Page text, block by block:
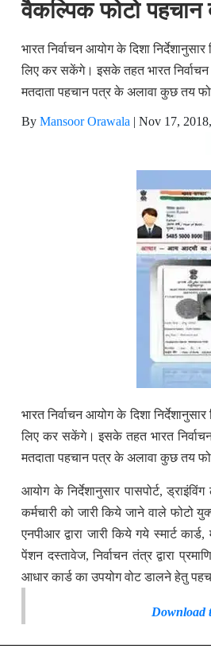
वैकल्पिक फोटो
भारत निर्वाचन आयोग के दिशा
लिए कर सकेंगे। इसके तहत भारत
मतदाता पहचान पत्र के अलावा कुछ तय
By Mansoor Orawala | Nov 17,
भारत निर्वाचन आयोग के दिशा
लिए कर सकेंगे। इसके तहत भारत
मतदाता पहचान पत्र के अलावा कुछ तय
आयोग के निर्देशानुसार पासपोर्ट,
कर्मचारी को जारी किये जाने वाले फोटो
एनपीआर द्वारा जारी किये गये स्मार्ट
पेंशन दस्तावेज, निर्वाचन तंत्र द्वारा
आधार कार्ड का उपयोग वोट डालने हेतु
Download